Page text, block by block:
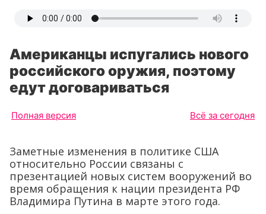
Американцы испугались нового
российского оружия, поэтому
едут договариваться
Полная версия Всё за сегодня
Заметные изменения в политике США
относительно России связаны с
презентацией новых систем вооружений во
время обращения к нации президента РФ
Владимира Путина в марте этого года.